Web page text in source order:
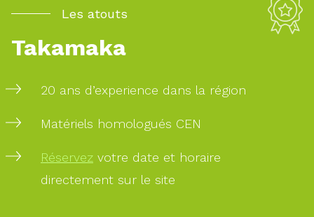
Les atouts
Takamaka
20 ans d’experience dans la région
Matériels homologués CEN
Réservez votre date et horaire
directement sur le site